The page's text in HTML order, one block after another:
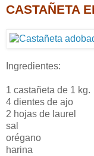
CASTAÑETA
Ingredientes:
1 castañeta de 1 kg.
4 dientes de ajo
2 hojas de laurel
sal
orégano
harina